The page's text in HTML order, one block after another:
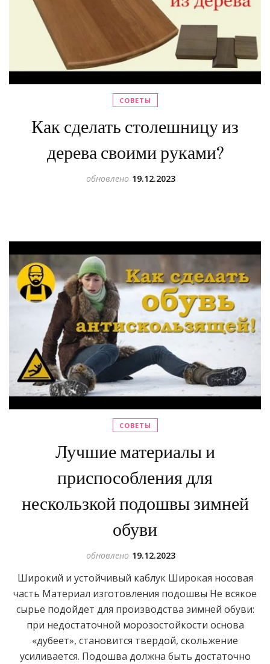
СОВЕТЫ
Как сделать столешницу из
дерева своими руками?
обновлено 19.12.2023
СОВЕТЫ
Лучшие материалы и
приспособления для
нескользкой подошвы зимней
обуви
обновлено 19.12.2023
Широкий и устойчивый каблук Широкая носовая
часть Материал изготовления подошвы Не всякое
сырье подойдет для производства зимней обуви:
при недостаточной морозостойкости основа
«дубеет», становится твердой, скольжение
усиливается. Подошва должна быть достаточно